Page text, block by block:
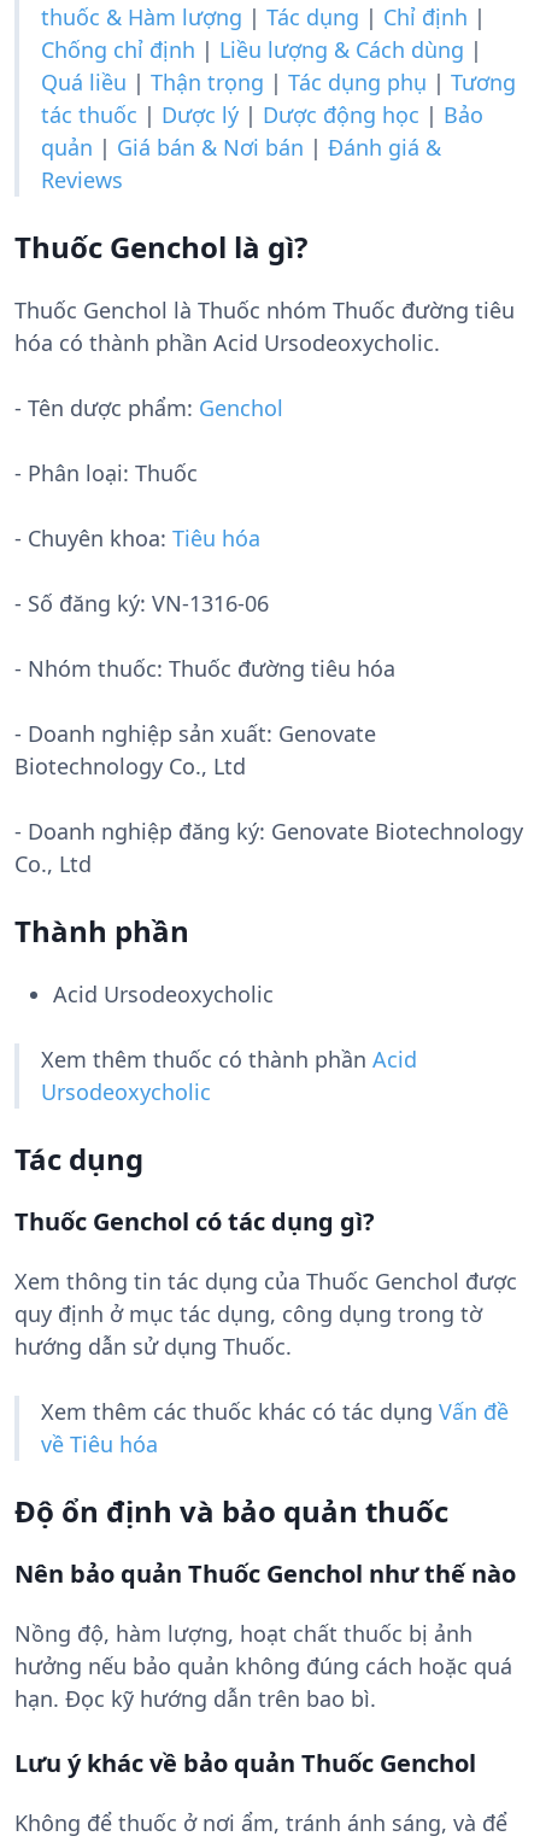
thuốc & Hàm lượng | Tác dụng | Chỉ định |
Chống chỉ định | Liều lượng & Cách dùng |
Quá liều | Thận trọng | Tác dụng phụ | Tương
tác thuốc | Dược lý | Dược động học | Bảo
quản | Giá bán & Nơi bán | Đánh giá &
Reviews
Thuốc Genchol là gì?
Thuốc Genchol là Thuốc nhóm Thuốc đường tiêu
hóa có thành phần Acid Ursodeoxycholic.
- Tên dược phẩm: Genchol
- Phân loại: Thuốc
- Chuyên khoa: Tiêu hóa
- Số đăng ký: VN-1316-06
- Nhóm thuốc: Thuốc đường tiêu hóa
- Doanh nghiệp sản xuất: Genovate
Biotechnology Co., Ltd
- Doanh nghiệp đăng ký: Genovate Biotechnology
Co., Ltd
Thành phần
Acid Ursodeoxycholic
Xem thêm thuốc có thành phần Acid
Ursodeoxycholic
Tác dụng
Thuốc Genchol có tác dụng gì?
Xem thông tin tác dụng của Thuốc Genchol được
quy định ở mục tác dụng, công dụng trong tờ
hướng dẫn sử dụng Thuốc.
Xem thêm các thuốc khác có tác dụng Vấn đề
về Tiêu hóa
Độ ổn định và bảo quản thuốc
Nên bảo quản Thuốc Genchol như thế nào
Nồng độ, hàm lượng, hoạt chất thuốc bị ảnh
hưởng nếu bảo quản không đúng cách hoặc quá
hạn. Đọc kỹ hướng dẫn trên bao bì.
Lưu ý khác về bảo quản Thuốc Genchol
Không để thuốc ở nơi ẩm, tránh ánh sáng, và để